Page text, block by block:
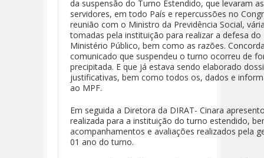
da suspensão do Turno Estendido, que levaram
servidores, em todo País e repercussões no
reunião com o Ministro da Previdência Social,
tomadas pela instituição para realizar a defesa
Ministério Público, bem como as razões.
comunicado que suspendeu o turno ocorreu de
precipitada. E que já estava sendo elaborado
justificativas, bem como todos os, dados e
ao MPF.
Em seguida a Diretora da DIRAT- Cinara
realizada para a instituição do turno estendido,
acompanhamentos e avaliações realizados pela
01 ano do turno.